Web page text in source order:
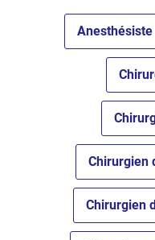
l'annuaire
Anesthésiste
Chirurgien
Chirurgien